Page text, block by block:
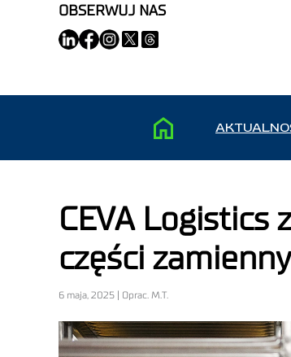
OBSERWUJ NAS
CEVA
części
6 maja, 2025 | Oprac. M.T.